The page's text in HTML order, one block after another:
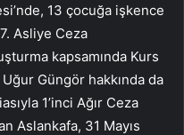
13 çocuğa işkence
Asliye Ceza
kapsamında Kurs
Güngör hakkında da
1’inci Ağır Ceza
Aslankafa, 31 Mayıs